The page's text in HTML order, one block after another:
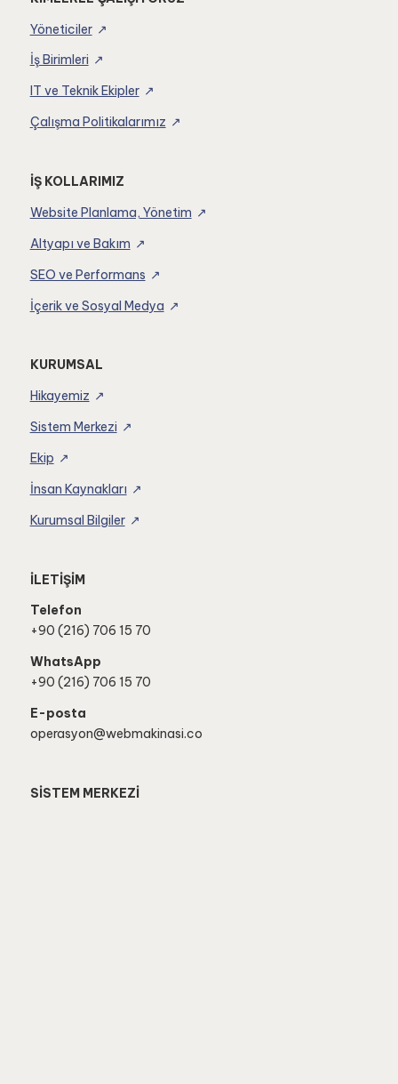
Yöneticiler
İş Birimleri
IT ve Teknik Ekipler
Çalışma Politikalarımız
İŞ KOLLARIMIZ
Website Planlama, Yönetim
Altyapı ve Bakım
SEO ve Performans
İçerik ve Sosyal Medya
KURUMSAL
Hikayemiz
Sistem Merkezi
Ekip
İnsan Kaynakları
Kurumsal Bilgiler
İLETİŞİM
Telefon
+90 (216) 706 15 70
WhatsApp
+90 (216) 706 15 70
E-posta
operasyon@webmakinasi.co
SİSTEM MERKEZİ